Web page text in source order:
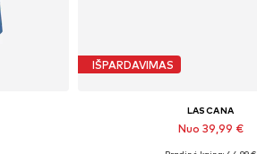
IŠPARDAVIMAS
LASCANA
Nuo 39,99 €